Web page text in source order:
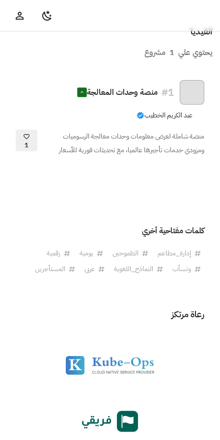
انفيديا
يحتوي علي 1 مشروع
#1 منصة وحدات المعالجة
عبد الكريم الخطيب
منصة شاملة لعرض معلومات وحدات معالجة الرسوميات
ومزودي خدمات تأجيرها عالميا، مع تحديثات فورية للأسعار
1
كلمات مفتاحية أخري
إدارة_مطاعم الطموحين يومية
رقمية
وتسأب
النماذج_اللغوية عربي المستأجرين
رعاة مرتكز